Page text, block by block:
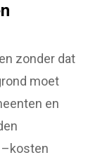
zonder dat
moet
en